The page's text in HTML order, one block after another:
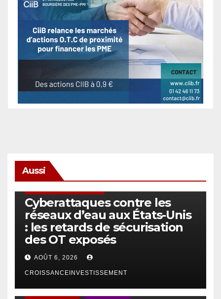
Aussi
Cyberattaques contre les
réseaux d’eau aux États-Unis
: les retards de sécurisation
des OT exposés
AOÛT 6, 2026
CROISSANCEINVESTISSEMENT